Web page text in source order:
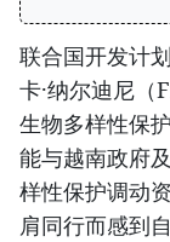
联合国开发计
卡·纳尔迪尼
生物多样性保
能与越南政府
样性保护调动
肩同行而感到自